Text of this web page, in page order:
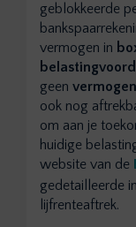
geblokkeerde
vermogen in
geen
ook nog
om aan je
huidige
website van de
gedetailleerde
lijfrenteaftrek.